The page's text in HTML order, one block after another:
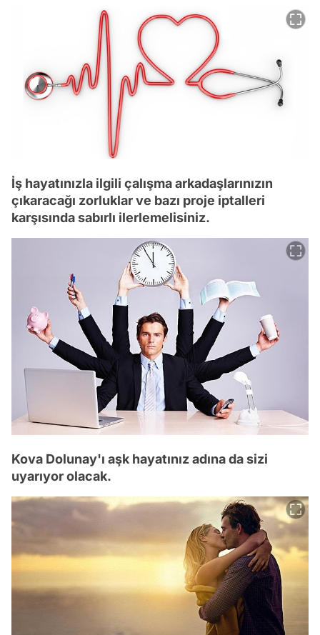
İş hayatınızla ilgili çalışma arkadaşlarınızın
çıkaracağı zorluklar ve bazı proje iptalleri
karşısında sabırlı ilerlemelisiniz.
Kova Dolunay'ı aşk hayatınız adına da sizi
uyarıyor olacak.